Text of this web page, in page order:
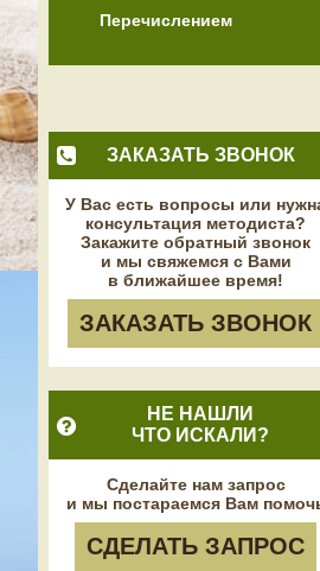
Перечислением
ЗАКАЗАТЬ ЗВОНОК
У Вас есть вопросы или
консультация методиста?
Закажите обратный звонок
и мы свяжемся с Вами
в ближайшее время!
ЗАКАЗАТЬ ЗВОНОК
НЕ НАШЛИ
ЧТО ИСКАЛИ?
Сделайте нам запрос
и мы постараемся Вам
СДЕЛАТЬ ЗАПРОС